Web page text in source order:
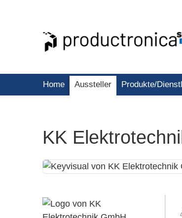
Home Aussteller Produkte/
KK